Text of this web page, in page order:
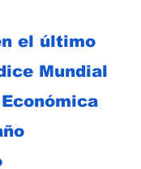
el último
Mundial